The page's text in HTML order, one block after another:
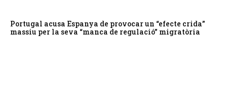
Portugal acusa Espanya de provocar un “efecte crida”
massiu per la seva “manca de regulació” migratòria